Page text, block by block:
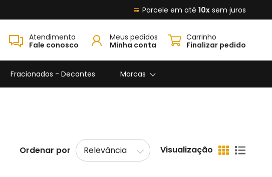
Parcele em até 10x sem juros
Atendimento
Fale conosco
Meus pedidos
Minha conta
Carrinho
Finalizar pedido
Fracionados - Decantes Marcas
Ordenar por Visualização